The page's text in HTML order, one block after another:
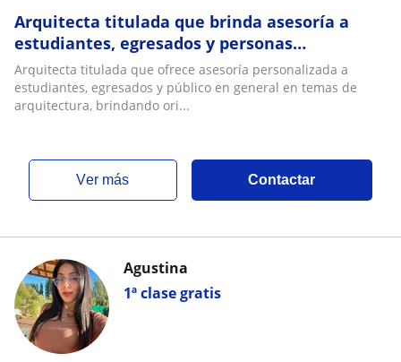
Arquitecta titulada que brinda asesoría a
estudiantes, egresados y personas
interesadas sobre temas de Arquitectura
Arquitecta titulada que ofrece asesoría personalizada a
estudiantes, egresados y público en general en temas de
arquitectura, brindando ori...
ver más Contactar
1ª clase gratis
Agustina